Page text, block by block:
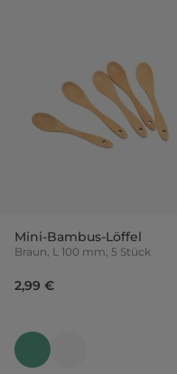
Mini-Bambus-Löffel
Braun, L 100 mm, 5 Stück
2,99 €